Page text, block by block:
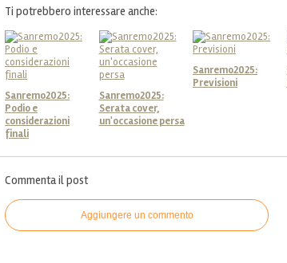
Ti potrebbero interessare anche:
Sanremo2025:
Podio e
considerazioni
finali
Sanremo2025:
Serata cover,
un'occasione persa
Sanremo2025:
Previsioni
Commenta il post
Aggiungere un commento